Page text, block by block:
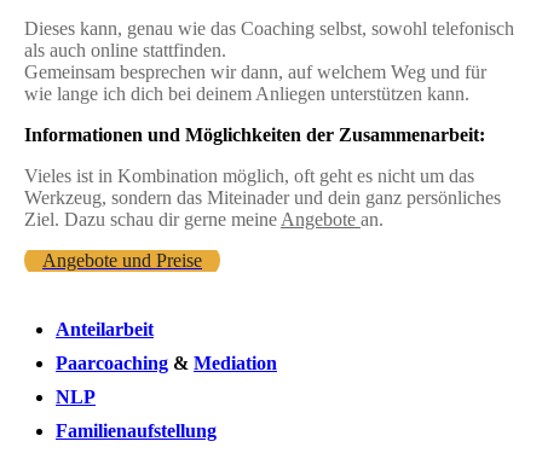
Dieses kann, genau wie das Coaching selbst, sowohl telefonisch
als auch online stattfinden.
Gemeinsam besprechen wir dann, auf welchem Weg und für
wie lange ich dich bei deinem Anliegen unterstützen kann.
Informationen und Möglichkeiten der Zusammenarbeit:
Vieles ist in Kombination möglich, oft geht es nicht um das
Werkzeug, sondern das Miteinader und dein ganz persönliches
Ziel. Dazu schau dir gerne meine Angebote an.
Angebote und Preise
Anteilarbeit
Paarcoaching & Mediation
NLP
Familienaufstellung